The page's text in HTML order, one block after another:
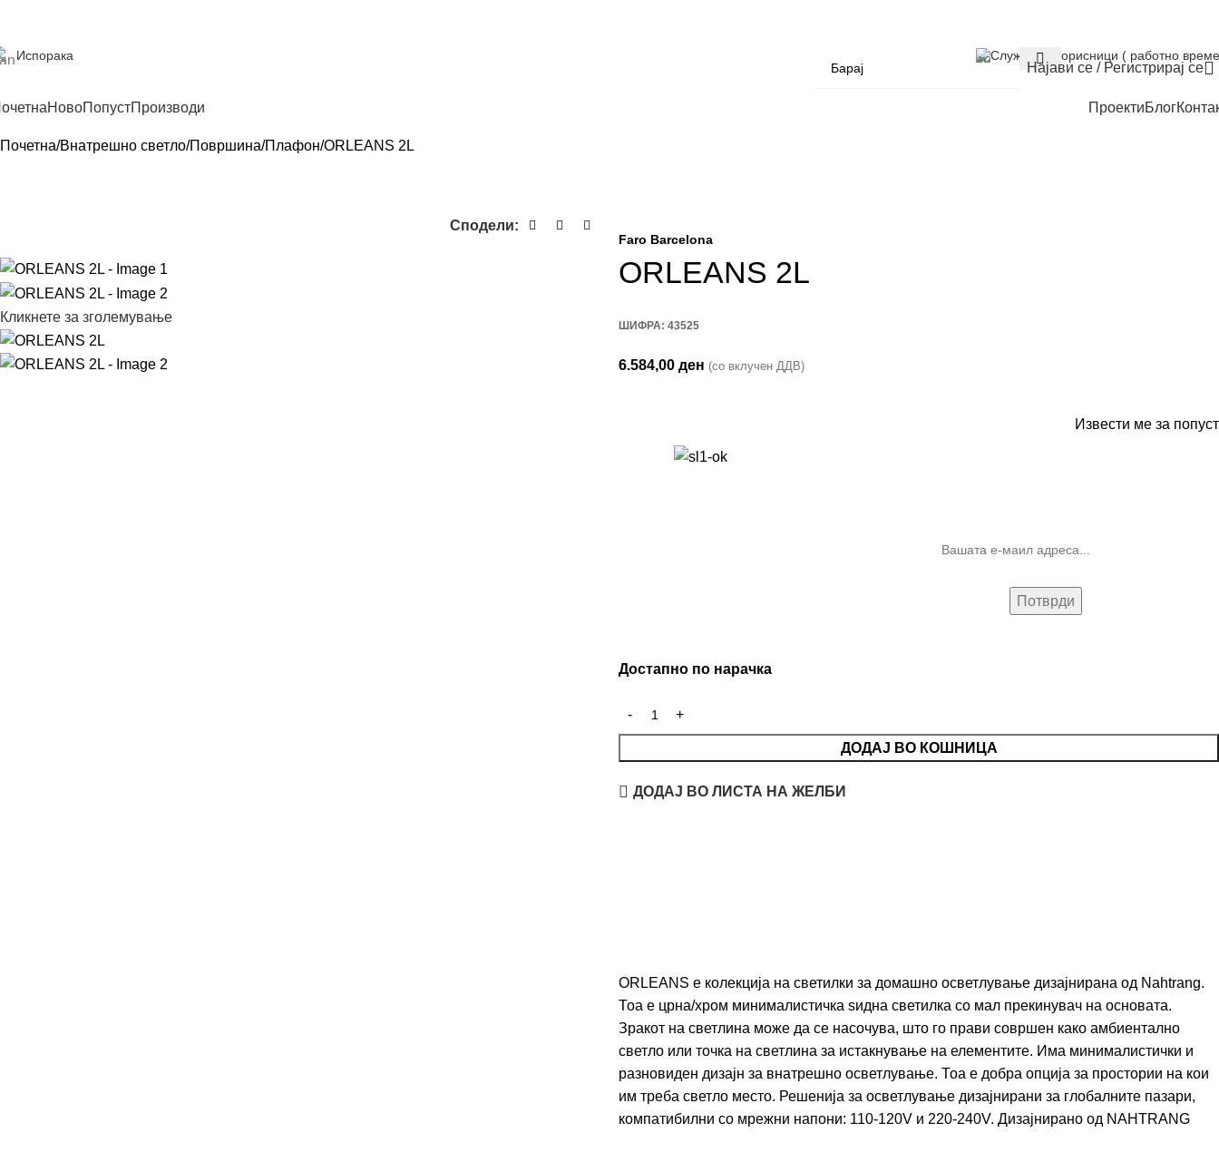
Испорака Служба за корисници ( работно
Најави се / Регистрирај се
НовоПопустПроизводи ПроектиБлог
Почетна Внатрешно светло Површина Плафон ORLEANS 2L
Сподели:
Кликнете за зголемување
Faro Barcelona
ORLEANS 2L
ШИФРА: 43525
6.584,00 ден (со вклучен ДДВ)
Извести ме за попуст
Достапно по нарачка
ДОДАЈ ВО КОШНИЦА
ДОДАЈ ВО ЛИСТА НА ЖЕЛБИ
ORLEANS е колекција на светилки за домашно осветлување дизајнирана од Nahtrang.
Тоа е црна/хром минималистичка ѕидна светилка со мал прекинувач на основата.
Зракот на светлина може да се насочува, што го прави совршен како амбиентално
светло или точка на светлина за истакнување на елементите. Има минималистички и
разновиден дизајн за внатрешно осветлување. Тоа е добра опција за простории на кои
им треба светло место. Решенија за осветлување дизајнирани за глобалните пазари,
компатибилни со мрежни напони: 110-120V и 220-240V. Дизајнирано од NAHTRANG